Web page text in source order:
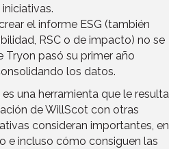
el informe ESG (también
RSC o de impacto) no se
Tryon pasó su primer año
los datos.
una herramienta que le resulta
de WillScot con otras
consideran importantes, en
e incluso cómo consiguen las